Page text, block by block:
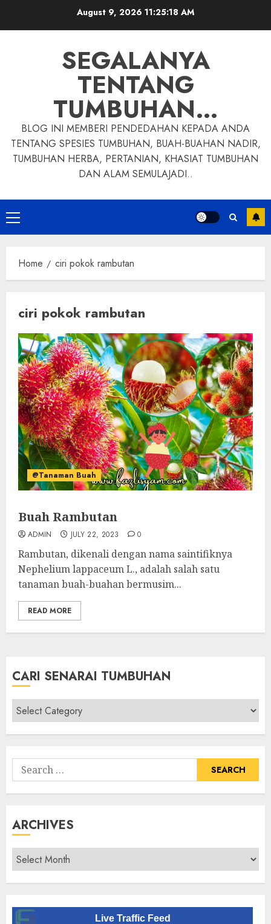
August 9, 2026 11:25:19 AM
SEGALANYA
TENTANG
TUMBUHAN…
BLOG INI MEMBERI PENDEDAHAN KEPADA ANDA
TENTANG SPESIES TUMBUHAN, BUAH-BUAHAN NADIR,
TUMBUHAN HERBA, PERTANIAN, KHASIAT TUMBUHAN
DAN ALAM SEMULAJADI..
Primary
Menu
Home ciri pokok rambutan
ciri pokok rambutan
@Tanaman Buah
Buah Rambutan
ADMIN JULY 22, 2023 0
Rambutan, dikenali dengan nama saintifiknya
Nephelium lappaceum L., adalah salah satu
tanaman buah-buahan bermusim...
READ MORE
CARI SENARAI TUMBUHAN
Cari
Senarai
Tumbuhan
Search
for:
ARCHIVES
Archives
Live Traffic Feed